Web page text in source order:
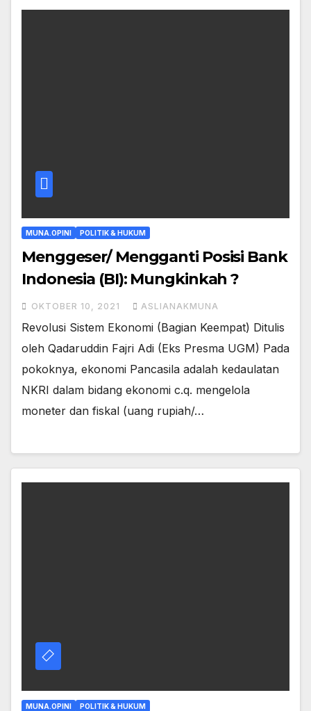
MUNA.OPINI POLITIK & HUKUM
Menggeser/ Mengganti Posisi Bank
Indonesia (BI): Mungkinkah ?
OKTOBER 10, 2021 ASLIANAKMUNA
Revolusi Sistem Ekonomi (Bagian Keempat) Ditulis
oleh Qadaruddin Fajri Adi (Eks Presma UGM) Pada
pokoknya, ekonomi Pancasila adalah kedaulatan
NKRI dalam bidang ekonomi c.q. mengelola
moneter dan fiskal (uang rupiah/…
MUNA.OPINI POLITIK & HUKUM